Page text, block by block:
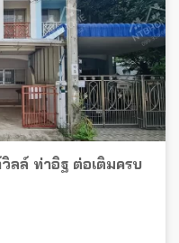
ลล์ ท่าอิฐ ต่อเติมครบ